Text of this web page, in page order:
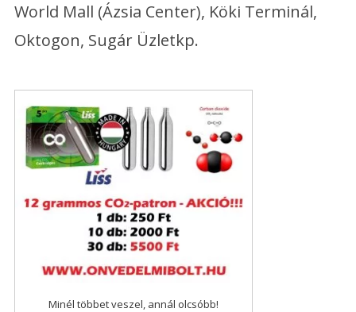
World Mall (Ázsia Center), Köki Terminál,
Oktogon, Sugár Üzletkp.
Minél többet veszel, annál olcsóbb!